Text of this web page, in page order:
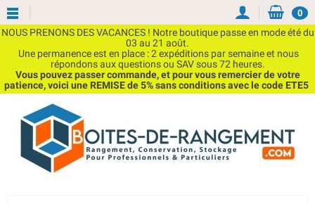
NOUS PRENONS DES VACANCES ! Notre boutique passe en mode été du
03 au 21 août.
Une permanence est en place : 2 expéditions par semaine et nous
répondons aux questions ou SAV sous 72 heures.
Vous pouvez passer commande, et pour vous remercier de votre
patience, voici une REMISE de 5% sans conditions avec le code ETE5
0